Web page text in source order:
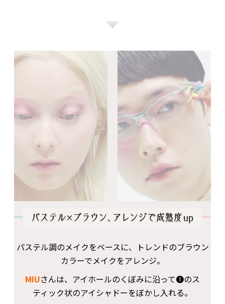
パステル調のメイクをベースに、トレンドのブラウン
カラーでメイクをアレンジ。
MIUさんは、アイホールのくぼみに沿って❶のス
ティック状のアイシャドーをぼかし入れる。